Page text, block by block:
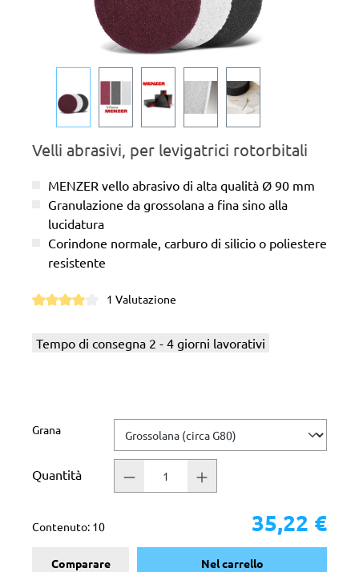
Velli abrasivi, per levigatrici rotorbitali
MENZER vello abrasivo di alta qualità Ø 90 mm
Granulazione da grossolana a fina sino alla
lucidatura
Corindone normale, carburo di silicio o poliestere
resistente
1 Valutazione
Tempo di consegna 2 - 4 giorni lavorativi
Seleziona
Grana
Quantità
Contenuto: 10 35,22 €
Comparare Nel carrello